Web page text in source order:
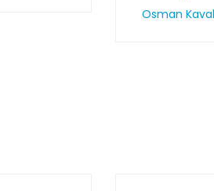
Osman